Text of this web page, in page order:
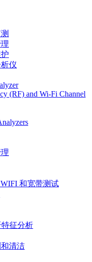
仪
(RF) and Wi-Fi Channel
和宽带测试
征分析
清洁